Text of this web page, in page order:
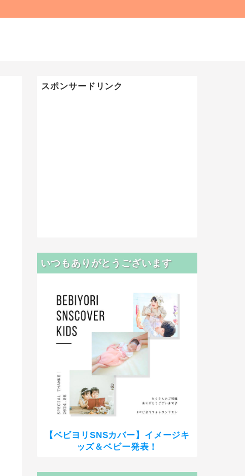
スポンサードリンク
いつもありがとうございます
【ベビヨリSNSカバー】イメージキ
ッズ＆ベビー発表！